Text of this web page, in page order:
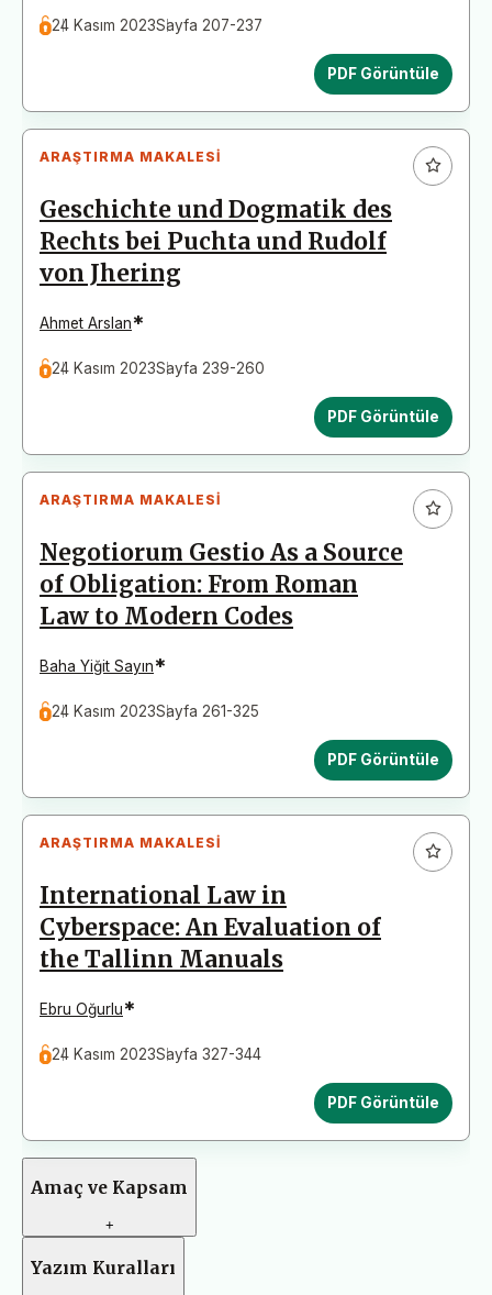
24 Kasım 2023Sayfa 207-237
PDF Görüntüle
ARAŞTIRMA MAKALESI
Geschichte und Dogmatik des
Rechts bei Puchta und Rudolf
von Jhering
Ahmet Arslan*
24 Kasım 2023Sayfa 239-260
PDF Görüntüle
ARAŞTIRMA MAKALESI
Negotiorum Gestio As a Source
of Obligation: From Roman
Law to Modern Codes
Baha Yiğit Sayın*
24 Kasım 2023Sayfa 261-325
PDF Görüntüle
ARAŞTIRMA MAKALESI
International Law in
Cyberspace: An Evaluation of
the Tallinn Manuals
Ebru Oğurlu*
24 Kasım 2023Sayfa 327-344
PDF Görüntüle
Amaç ve Kapsam
+
Yazım Kuralları